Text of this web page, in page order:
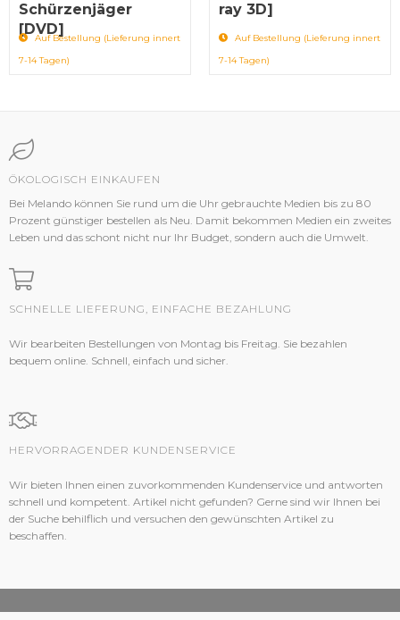
Schürzenjäger
[DVD]
Auf Bestellung (Lieferung innert
7-14 Tagen)
ray 3D]
Auf Bestellung (Lieferung innert
7-14 Tagen)
ÖKOLOGISCH EINKAUFEN
Bei Melando können Sie rund um die Uhr gebrauchte Medien bis zu 80
Prozent günstiger bestellen als Neu. Damit bekommen Medien ein zweites
Leben und das schont nicht nur Ihr Budget, sondern auch die Umwelt.
SCHNELLE LIEFERUNG, EINFACHE BEZAHLUNG
Wir bearbeiten Bestellungen von Montag bis Freitag. Sie bezahlen
bequem online. Schnell, einfach und sicher.
HERVORRAGENDER KUNDENSERVICE
Wir bieten Ihnen einen zuvorkommenden Kundenservice und antworten
schnell und kompetent. Artikel nicht gefunden? Gerne sind wir Ihnen bei
der Suche behilflich und versuchen den gewünschten Artikel zu
beschaffen.